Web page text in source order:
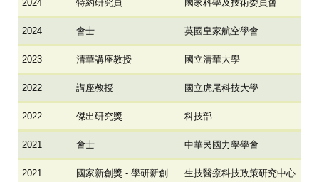
2024 特約研究員 國家科學及技術委員會
2024 會士 英國皇家航空學會
2023 清華講座教授 國立清華大學
2022 講座教授 國立虎尾科技大學
2022 傑出研究獎 科技部
2021 會士 中華民國力學學會
2021 國家新創獎 - 學研新創 生技醫療科技政策研究中心